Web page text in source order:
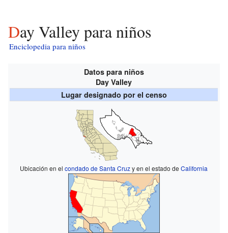
Day Valley para niños
Enciclopedia para niños
Datos para niños
Day Valley
Lugar designado por el censo
Ubicación en elcondado de Santa Cruzy en el estado deCalifornia